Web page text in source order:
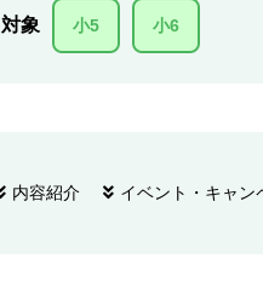
対象 小5 小6
内容紹介 イベント・キャン